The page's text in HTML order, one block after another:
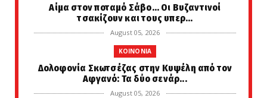
Αίμα στον ποταμό Σάβο… Οι Βυζαντινοί
τσακίζουν και τους υπερ...
August 05, 2026
KOINONIA
Δολοφονία Σκωτσέζας στην Κυψέλη από τον
Αφγανό: Τα δύο σενάρ...
August 05, 2026